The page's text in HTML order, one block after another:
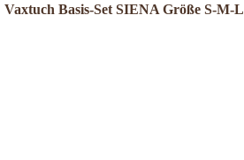
Vaxtuch Basis-Set SIENA Größe S-M-L